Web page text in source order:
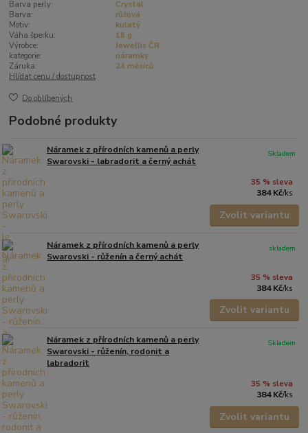
Barva perly:
Crystal
Barva:
růžová
Motiv:
kulatý
Váha šperku:
18 g
Výrobce:
Jewellis ČR
kategorie:
náramky
Záruka:
24 měsíců
Hlídat cenu / dostupnost
Do oblíbených
Podobné produkty
Náramek z přírodních kamenů a perly
Swarovski - labradorit a černý achát
35 % sleva
384 Kč/ks
Skladem
Zvolit variantu
Náramek z přírodních kamenů a perly
Swarovski - růženín a černý achát
35 % sleva
384 Kč/ks
skladem
Zvolit variantu
Náramek z přírodních kamenů a perly
Swarovski - růženín, rodonit a
labradorit
35 % sleva
384 Kč/ks
Skladem
Zvolit variantu